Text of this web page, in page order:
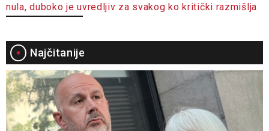
nula, duboko je uvredljiv za svakog ko kritički razmišlja
Najčitanije